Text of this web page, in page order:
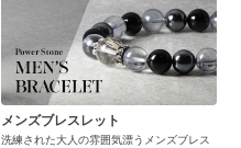
メンズブレスレット
洗練された大人の雰囲気漂うメンズブレス